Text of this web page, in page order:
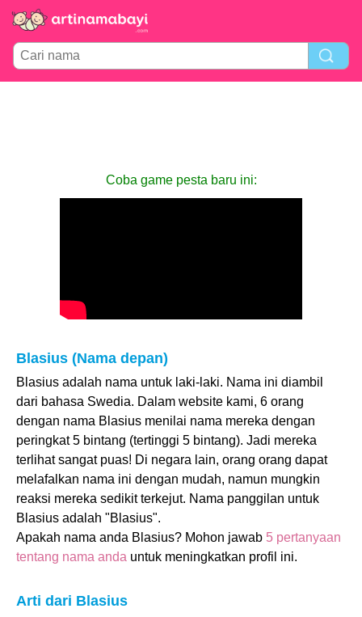
Coba game pesta baru ini:
Blasius (Nama depan)
Blasius adalah nama untuk laki-laki. Nama ini diambil
dari bahasa Swedia. Dalam website kami, 6 orang
dengan nama Blasius menilai nama mereka dengan
peringkat 5 bintang (tertinggi 5 bintang). Jadi mereka
terlihat sangat puas! Di negara lain, orang orang dapat
melafalkan nama ini dengan mudah, namun mungkin
reaksi mereka sedikit terkejut. Nama panggilan untuk
Blasius adalah "Blasius".
Apakah nama anda Blasius? Mohon jawab 5 pertanyaan
tentang nama anda untuk meningkatkan profil ini.
Arti dari Blasius